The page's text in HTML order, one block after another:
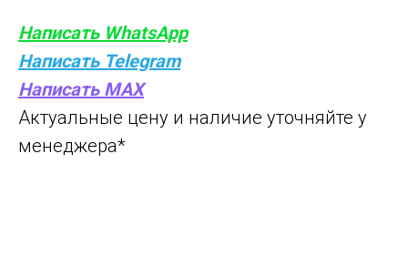
Написать WhatsApp
Написать Telegram
Написать MAX
Актуальные цену и наличие уточняйте у
менеджера*